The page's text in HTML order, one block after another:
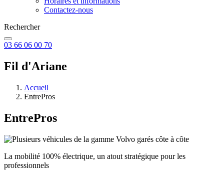
Contactez-nous
Rechercher
03 66 06 00 70
Fil d'Ariane
Accueil
EntrePros
EntrePros
La mobilité 100% électrique, un atout stratégique pour les
professionnels